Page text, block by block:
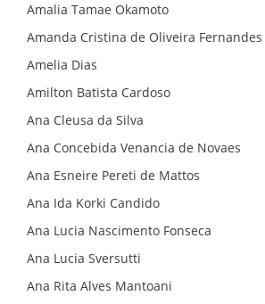
Amalia Tamae Okamoto
Amanda Cristina de Oliveira Fernandes
Amelia Dias
Amilton Batista Cardoso
Ana Cleusa da Silva
Ana Concebida Venancia de Novaes
Ana Esneire Pereti de Mattos
Ana Ida Korki Candido
Ana Lucia Nascimento Fonseca
Ana Lucia Sversutti
Ana Rita Alves Mantoani